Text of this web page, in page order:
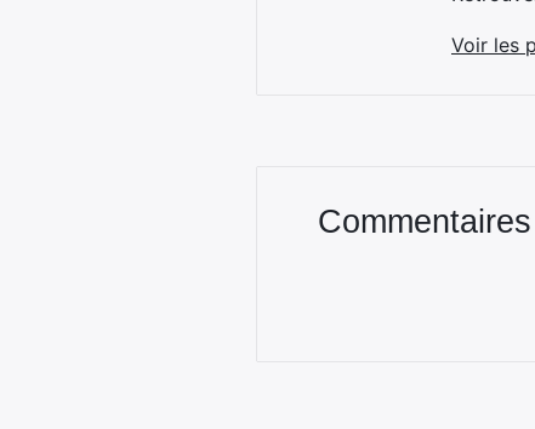
Voir les
Commentaires